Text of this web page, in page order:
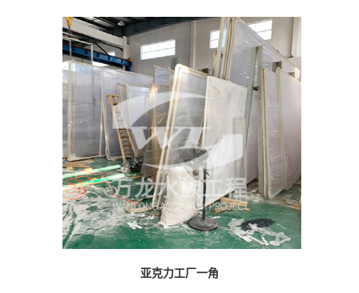
亚克力工厂一角